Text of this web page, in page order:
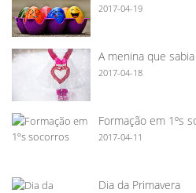
2017-04-19
A menina que
2017-04-18
Formação em 1ºs
2017-04-11
Dia da Primavera